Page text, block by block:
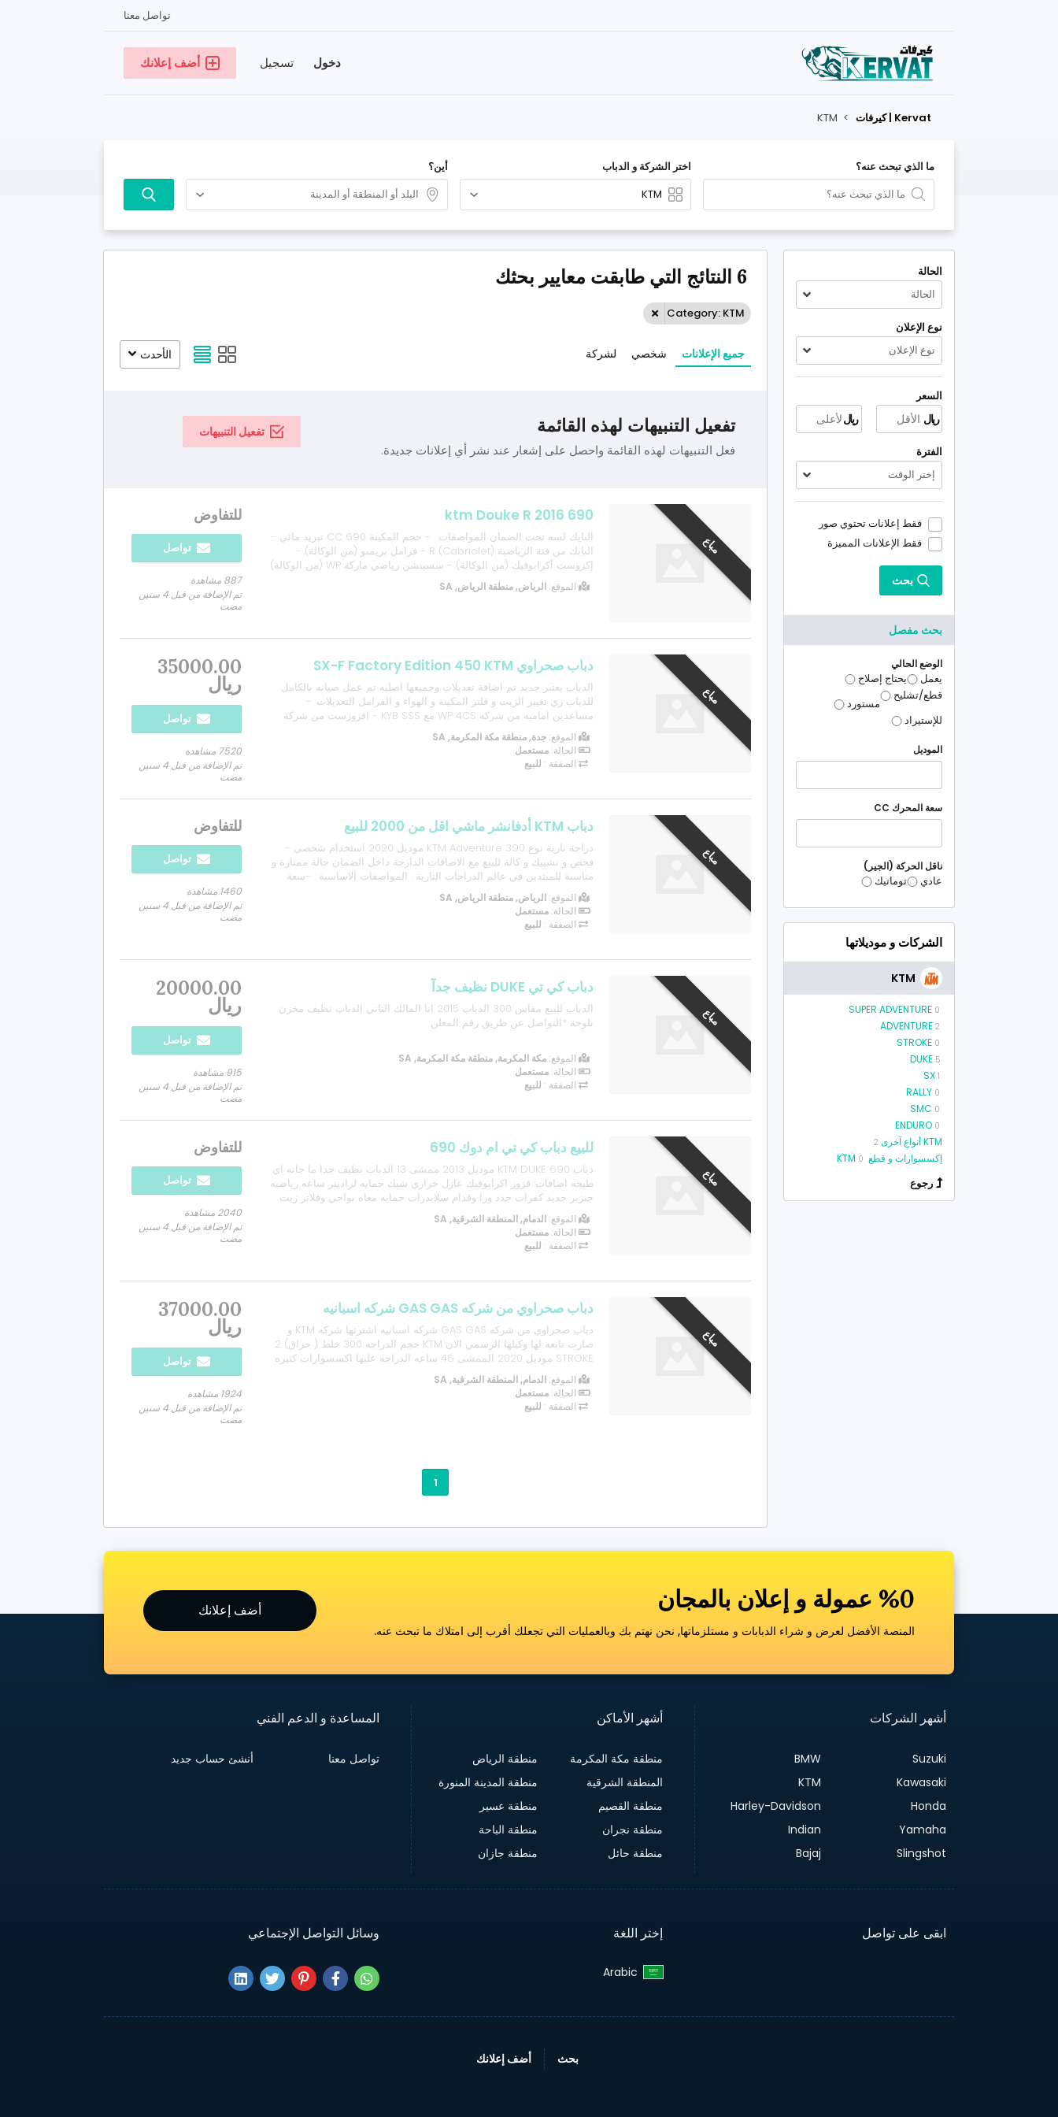
تواصل معنا
أضف إعلانك تسجيل دخول
Kervat | كيرفات >
KTM
ما الذي تبحث عنه؟ اختر الشركة و الدباب أين؟
الحالة
الحالة
نوع الإعلان
نوع الإعلان
السعر
ريال ريال
الفترة
إختر الوقت
فقط إعلانات تحتوي صور
فقط الإعلانات المميزة
بحث مفصل
الوضع الحالي
يعمل
يحتاج إصلاح
قطع/تشليح
مستورد
للإستيراد
الموديل
سعة المحرك CC
ناقل الحركة (الجير)
عادي توماتيك
بحث
الشركات و موديلاتها
KTM
SUPER ADVENTURE 0
ADVENTURE 2
STROKE 0
DUKE 5
SX 1
RALLY 0
SMC 0
ENDURO 0
KTM أنواع آخرى 2
إكسسوارات و قطع KTM 0
رجوع
6 النتائج التي طابقت معايير بحثك
Category: KTM
جميع الإعلانات شخصي لشركة الأحدث
تفعيل التنبيهات لهذه القائمة
فعل التنبيهات لهذه القائمة واحصل على إشعار عند نشر أي إعلانات جديدة.
تفعيل التنبيهات
مباع
ktm Douke R 2016 690
البايك لسه تحت الضمان المواصفات : - حجم المكينة 690 CC تبريد مائي -
البايك من فئة الرياضية (Cabriolet) R - فرامل بريمبو (من الوكالة) -
إكزوست أكرابوفيك (من الوكالة) - سسبنشن رياضي ماركة WP (من الوكالة)
متعددة (Sport, Street, Rain) - أنظمة أمان متعددة ب...
الموقع: الرياض, منطقة الرياض, SA
للتفاوض
تواصل
887 مشاهدة
تم الإضافة من قبل 4 سنين
مضت
مباع
دباب صحراوي SX-F Factory Edition 450 KTM
الدباب يعتبر جديد تم اضافة تعديلات وجميعها اصليه تم عمل صيانه بالكامل
للدباب زي تغيير الزيت و فلتر المكينة و الهواء و الفرامل التعديلات: -
مساعدين اماميه من شركه WP 4CS مع KYB SSS - اقزوزست من شركة
الطويل يسع 12 لتر من شركه Acerbis - كفرات جديده من شركه ...
الموقع: جدة, منطقة مكة المكرمة, SA
الحالة: مستعمل
الصفقة : للبيع
35000.00
ريال
تواصل
7520 مشاهدة
تم الإضافة من قبل 4 سنين
مضت
مباع
دباب KTM أدفانشر ماشي اقل من 2000 للبيع
دراجة نارية نوع KTM Adventure 390 موديل 2020 استخدام شخصي -
فحص و تشييك و كالة للبيع مع الاضافات الدارجة داخل الضمان حالة ممتازة و
مناسبة للمبتدين في عالم الدراجات النارية . المواصفات الاساسية : -سعة
KM 2000 -نوع تبريد المحرك مائي -فرامل مانعة للانغلاق ABS -...
الموقع: الرياض, منطقة الرياض, SA
الحالة: مستعمل
الصفقة : للبيع
للتفاوض
تواصل
1460 مشاهدة
تم الإضافة من قبل 4 سنين
مضت
مباع
دباب كي تي DUKE نظيف جدآ
الدباب للبيع مقاس 300 الدباب 2015 انا المالك الثاني الدباب نظيف مخزن
بلوحة *التواصل عن طريق رقم المعلن
الموقع: مكة المكرمة, منطقة مكة المكرمة, SA
الحالة: مستعمل
الصفقة : للبيع
20000.00
ريال
تواصل
915 مشاهدة
تم الإضافة من قبل 4 سنين
مضت
مباع
للبيع دباب كي تي ام دوك 690
دباب KTM DUKE 690 موديل 2013 ممشى 13 الدباب نظيف جدا ما جاته اي
طيحه اضافات: قزوز اكرابوفيك عازل حراري شبك حمايه لراديتر ساعه رياضيه
جنزير جديد كفرات جدد ورا وقدام سلايدرات حمايه معاه بواجي وفلاتر زيت
جدد مرايات وساعة الوكاله موجودين الدباب مريح سيت ما يتعب للجلسه
الطويله عزم نشيط للويل واللعب لا يشترط وجود رخصه *التوا...
الموقع: الدمام, المنطقة الشرقية, SA
الحالة: مستعمل
الصفقة : للبيع
للتفاوض
تواصل
2040 مشاهدة
تم الإضافة من قبل 4 سنين
مضت
مباع
دباب صحراوي من شركه GAS GAS شركه اسبانيه
دباب صحراوي من شركه GAS GAS شركه اسبانيه اشترتها شركه KTM و
صارت تابعه لها وكيلها الرسمي الان KTM حجم الدراجه 300 خلط ( حراق) 2
STROKE موديل 2020 الممشى 46 ساعه الدراجه عليها اكسسوارات كثيره
حمايه مكينه حمايه سلف حمايه كلتش حمايه اليد كت ستيكرات كامل
سعر ا...
الموقع: الدمام, المنطقة الشرقية, SA
الحالة: مستعمل
الصفقة : للبيع
37000.00
ريال
تواصل
1924 مشاهدة
تم الإضافة من قبل 4 سنين
مضت
1
%0 عمولة و إعلان بالمجان
المنصة الأفضل لعرض و شراء الدبابات و مستلزماتها, نحن نهتم بك وبالعمليات التي تجعلك أقرب إلى امتلاك ما تبحث عنه.
أضف إعلانك
أشهر الشركات
Suzuki
BMW
Kawasaki
KTM
Honda
Harley-Davidson
Yamaha
Indian
Slingshot
Bajaj
أشهر الأماكن
منطقة مكة المكرمة
منطقة الرياض
المنطقة الشرقية
منطقة المدينة المنورة
منطقة القصيم
منطقة عسير
منطقة نجران
منطقة الباحة
منطقة حائل
منطقة جازان
المساعدة و الدعم الفني
تواصل معنا أنشئ حساب جديد
ابقى على تواصل إختر اللغة
Arabic‎
وسائل التواصل الإجتماعي
بحث أضف إعلانك